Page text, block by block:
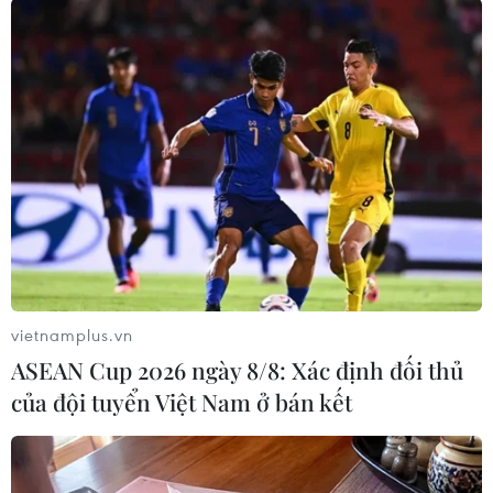
Theo dõi VietnamPlus
TIN LIÊN QUAN
vietnamplus.vn
ASEAN Cup 2026 ngày 8/8: Xác định đối thủ
của đội tuyển Việt Nam ở bán kết